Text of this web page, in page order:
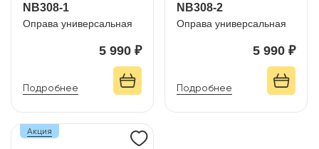
NB308-1
Оправа универсальная
5 990 ₽
Подробнее
NB308-2
Оправа универсальная
5 990 ₽
Подробнее
Акция